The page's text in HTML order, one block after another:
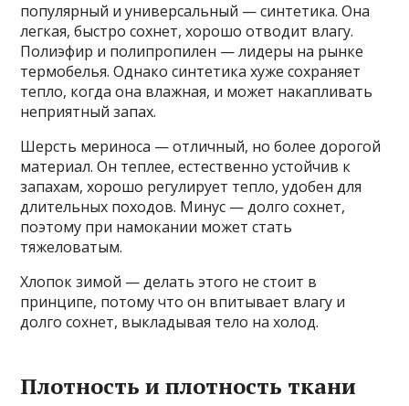
популярный и универсальный — синтетика. Она
легкая, быстро сохнет, хорошо отводит влагу.
Полиэфир и полипропилен — лидеры на рынке
термобелья. Однако синтетика хуже сохраняет
тепло, когда она влажная, и может накапливать
неприятный запах.
Шерсть мериноса — отличный, но более дорогой
материал. Он теплее, естественно устойчив к
запахам, хорошо регулирует тепло, удобен для
длительных походов. Минус — долго сохнет,
поэтому при намокании может стать
тяжеловатым.
Хлопок зимой — делать этого не стоит в
принципе, потому что он впитывает влагу и
долго сохнет, выкладывая тело на холод.
Плотность и плотность ткани